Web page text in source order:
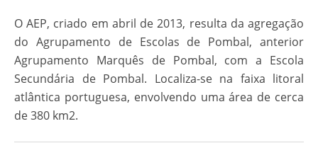
O AEP, criado em abril de 2013, resulta da agregação
do Agrupamento de Escolas de Pombal, anterior
Agrupamento Marquês de Pombal, com a Escola
Secundária de Pombal. Localiza-se na faixa litoral
atlântica portuguesa, envolvendo uma área de cerca
de 380 km2.